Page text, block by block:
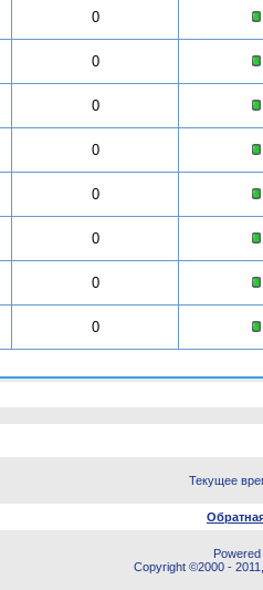
0
0
0
0
0
0
0
0
Текущее
Copyright ©2000 -